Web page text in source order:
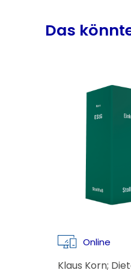
Produktgalerie
Das
Online
Klaus Korn;